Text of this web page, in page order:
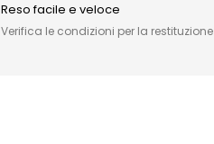
Reso facile e veloce
Verifica le condizioni per la restituzione